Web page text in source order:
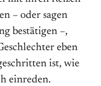
– oder sagen
bestätigen –,
eben
ist, wie
einreden.